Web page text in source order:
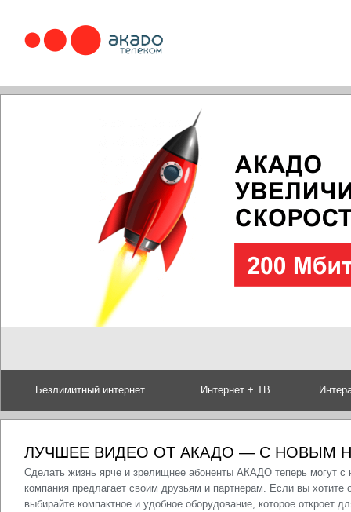
Безлимитный интернет Интернет + ТВ
ЛУЧШЕЕ ВИДЕО ОТ АКАДО — С НОВЫМ
Сделать жизнь ярче и зрелищнее абоненты АКАДО теперь могут с
компания предлагает своим друзьям и партнерам. Если вы
выбирайте компактное и удобное оборудование, которое откроет